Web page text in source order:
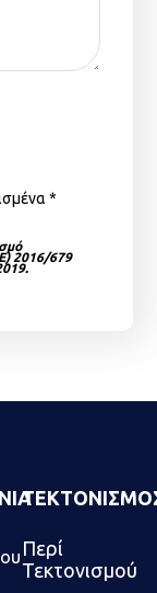
*
2016/679
Περί
Τεκτονισμού